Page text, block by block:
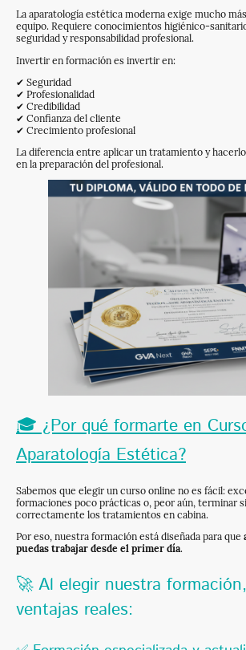
La aparatología estética moderna exige mucho
equipo. Requiere conocimientos higiénico-
seguridad y responsabilidad profesional.
Invertir en formación es invertir en:
✔ Seguridad
✔ Profesionalidad
✔ Credibilidad
✔ Confianza del cliente
✔ Crecimiento profesional
La diferencia entre aplicar un tratamiento y
en la preparación del profesional.
🎓 ¿Por qué formarte en
Aparatología Estética?
Sabemos que elegir un curso online no es fácil:
formaciones poco prácticas o, peor aún, terminar
correctamente los tratamientos en cabina.
Por eso, nuestra formación está diseñada para que
puedas trabajar desde el primer día.
🚀 Al elegir nuestra
ventajas reales: